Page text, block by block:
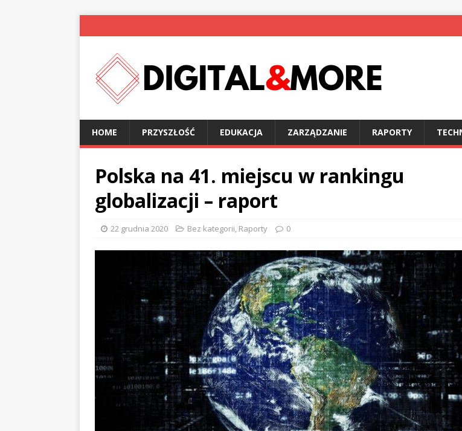
HOME PRZYSZŁOŚĆ EDUKACJA ZARZĄDZANIE RAPORTY
Polska na 41. miejscu w rankingu
globalizacji – raport
22 grudnia 2020 Bez kategorii, Raporty 0